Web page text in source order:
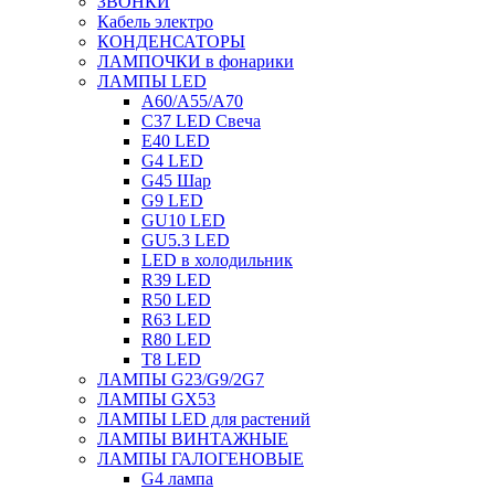
Кабель электро
КОНДЕНСАТОРЫ
ЛАМПОЧКИ в фонарики
ЛАМПЫ LED
A60/A55/A70
C37 LED Свеча
E40 LED
G4 LED
G45 Шар
G9 LED
GU10 LED
GU5.3 LED
LED в холодильник
R39 LED
R50 LED
R63 LED
R80 LED
T8 LED
ЛАМПЫ G23/G9/2G7
ЛАМПЫ GX53
ЛАМПЫ LED для растений
ЛАМПЫ ВИНТАЖНЫЕ
ЛАМПЫ ГАЛОГЕНОВЫЕ
G4 лампа